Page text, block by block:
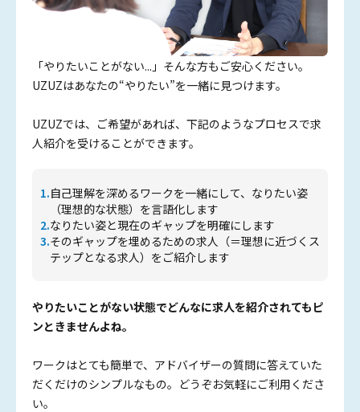
「やりたいことがない...」そんな方もご安心ください。
UZUZはあなたの“やりたい”を一緒に見つけます。
UZUZでは、ご希望があれば、下記のようなプロセスで求
人紹介を受けることができます。
1.自己理解を深めるワークを一緒にして、なりたい姿
（理想的な状態）を言語化します
2.なりたい姿と現在のギャップを明確にします
3.そのギャップを埋めるための求人（＝理想に近づくス
テップとなる求人）をご紹介します
やりたいことがない状態でどんなに求人を紹介されてもピ
ンときませんよね。
ワークはとても簡単で、アドバイザーの質問に答えていた
だくだけのシンプルなもの。どうぞお気軽にご利用くださ
い。